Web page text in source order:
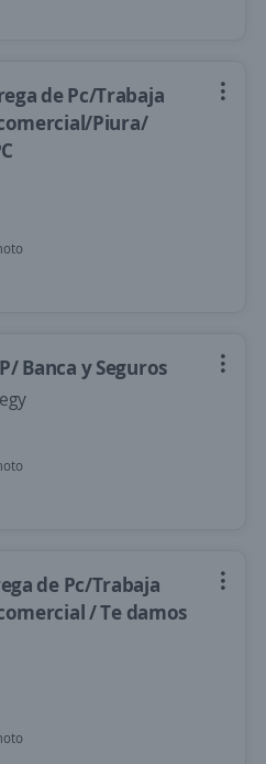
de Pc/Trabaja
Piura/
Banca y Seguros
de Pc/Trabaja
/ Te damos